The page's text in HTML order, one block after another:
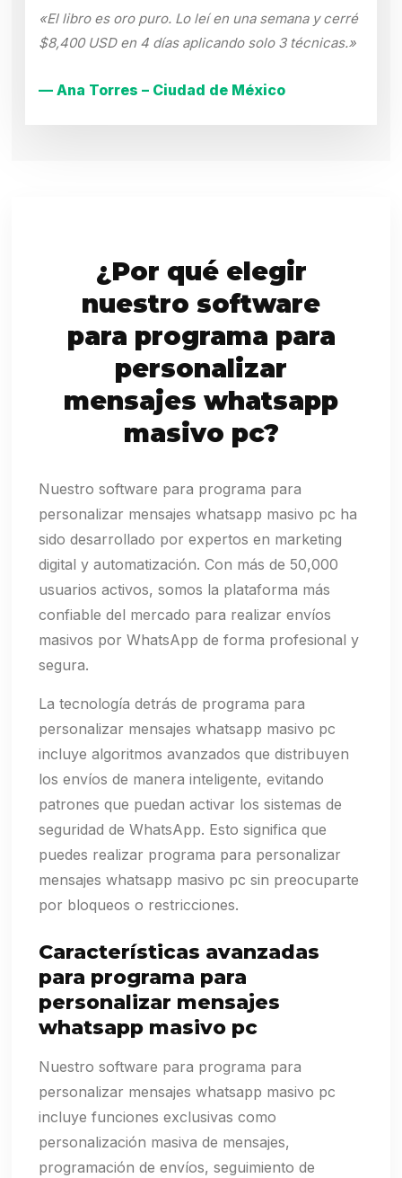
«El libro es oro puro. Lo leí en una semana y cerré
$8,400 USD en 4 días aplicando solo 3 técnicas.»
— Ana Torres – Ciudad de México
¿Por qué elegir
nuestro software
para programa para
personalizar
mensajes whatsapp
masivo pc?
Nuestro software para programa para
personalizar mensajes whatsapp masivo pc ha
sido desarrollado por expertos en marketing
digital y automatización. Con más de 50,000
usuarios activos, somos la plataforma más
confiable del mercado para realizar envíos
masivos por WhatsApp de forma profesional y
segura.
La tecnología detrás de programa para
personalizar mensajes whatsapp masivo pc
incluye algoritmos avanzados que distribuyen
los envíos de manera inteligente, evitando
patrones que puedan activar los sistemas de
seguridad de WhatsApp. Esto significa que
puedes realizar programa para personalizar
mensajes whatsapp masivo pc sin preocuparte
por bloqueos o restricciones.
Características avanzadas
para programa para
personalizar mensajes
whatsapp masivo pc
Nuestro software para programa para
personalizar mensajes whatsapp masivo pc
incluye funciones exclusivas como
personalización masiva de mensajes,
programación de envíos, seguimiento de